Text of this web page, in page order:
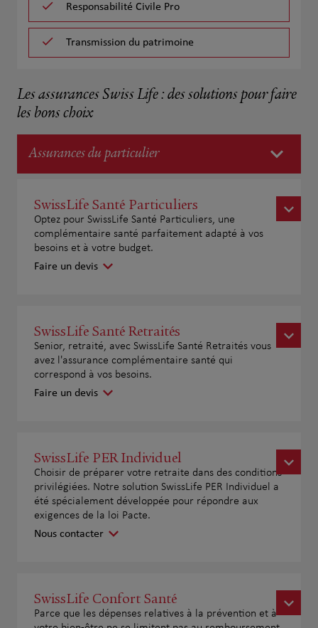
Responsabilité Civile Pro
Transmission du patrimoine
Les assurances Swiss Life : des solutions pour faire
les bons choix
Assurances du particulier
SwissLife Santé Particuliers
Optez pour SwissLife Santé Particuliers, une
complémentaire santé parfaitement adapté à vos
besoins et à votre budget.
Faire un devis
SwissLife Santé Retraités
Senior, retraité, avec SwissLife Santé Retraités vous
avez l'assurance complémentaire santé qui
correspond à vos besoins.
Faire un devis
SwissLife PER Individuel
Choisir de préparer votre retraite dans des conditions
privilégiées. Notre solution SwissLife PER Individuel a
été spécialement développée pour répondre aux
exigences de la loi Pacte.
Nous contacter
SwissLife Confort Santé
Parce que les dépenses relatives à la prévention et à